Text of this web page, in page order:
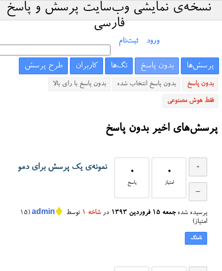
نسخه‌ی نمایشی وب‌سایت پرسش و پاسخ
فارسی
ورود ثبت‌نام
پرسش‌ها بدون پاسخ تگ‌ها کاربران طرح پرسش
بدون پاسخ بدون پاسخ انتخاب شده بدون پاسخ با رای بالا
فقط هوش مصنوعی
پرسش‌های اخیر بدون پاسخ
0
امتیاز
0
پاسخ
نمونه‌ی یک پرسش برای دمو
پرسیده شده جمعه ۱۵ فروردین ۱۳۹۳ درشاخه ۱ توسط ♦
admin
(
15
امتیاز)
نامتگ